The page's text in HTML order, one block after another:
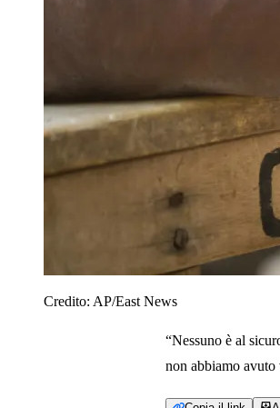
Credito: AP/East News
“Nessuno è al
non abbiamo avuto